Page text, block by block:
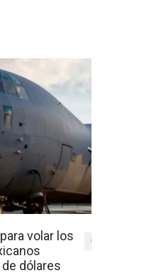
volar los
dólares
0